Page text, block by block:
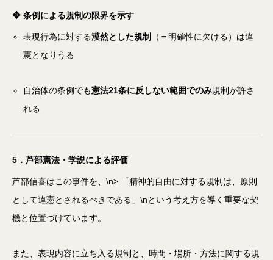
❖ 条例による規制の限界を示す
表現行為に対する漠然とした規制
（＝明確性に欠ける）は違
憲となりうる
自治体の条例でも憲法21条に反しない範囲でのみ規制が許さ
れる
5．芦部憲法・学説による評価
芦部信喜はこの事件を、\n> 「精神的自由に対する規制は、原則
として違憲とされるべきである」\nという考え方を導く重要な契
機と位置づけています。
また、表現内容に立ち入る規制と、時間・場所・方法に関する規